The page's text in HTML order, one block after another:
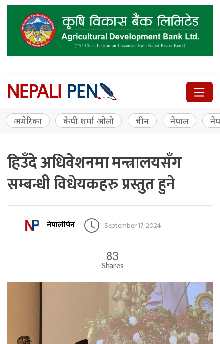
अमेरिका केपी शर्मा ओली चीन नेपाल
हिउँदे अधिवेशनमा मन्त्रालयसँग
सम्बन्धी विधेयकहरु प्रस्तुत हुने
नेपालीपेन September 17, 2024
83
Shares